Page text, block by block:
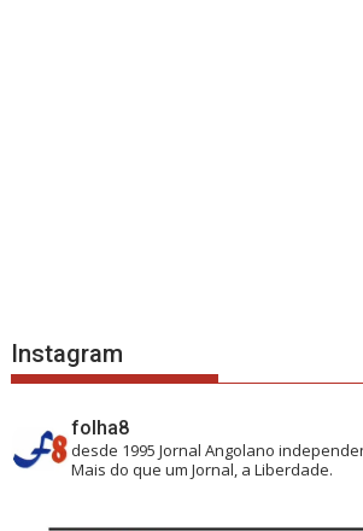
Instagram
folha8
desde 1995 Jornal Angolano
Mais do que um Jornal, a Liberdade.